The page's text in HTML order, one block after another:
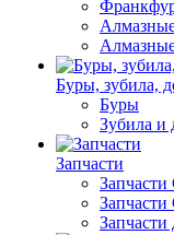
Буры, зубила,
Буры
Зубила и
Запчасти
Запчасти
Запчасти